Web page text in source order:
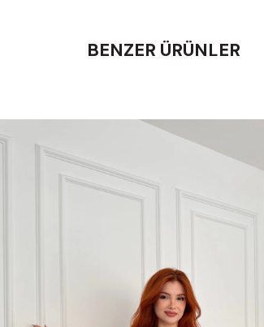
BENZER ÜRÜNLER